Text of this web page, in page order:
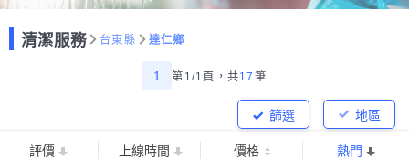
清潔服務 台東縣 達仁鄉
1 第1/1頁， 共17 筆
地區
篩選
評價 上線時間 價格 熱門